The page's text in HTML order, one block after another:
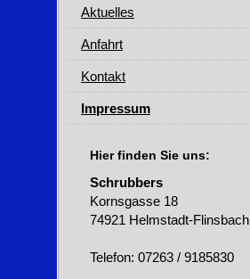
Aktuelles
Anfahrt
Kontakt
Impressum
Hier finden Sie uns:
Schrubbers
Kornsgasse 18
74921 Helmstadt-Flinsbach
Telefon: 07263 / 9185830